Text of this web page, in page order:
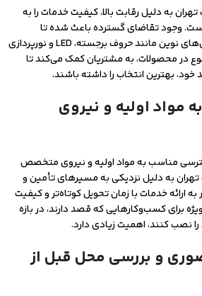
به دلیل رقابت بالا، کیفیت خدمات را به
وجود تقاضای گسترده باعث شده تا
تولیدکنندگان تابلو، از فناوری‌های نوین مانند حروف برجسته، LED و نورپردازی
در محصولات، به مشتریان کمک می‌کند تا
بهترین انتخاب را داشته باشند.
اولیه و نیروی
مناسب به مواد اولیه و نیروی متخصص
تهران به دلیل نزدیکی به مسیرهای تأمین و
ارائه خدمات با زمان تحویل کوتاه‌تر و کیفیت
برای کسب‌وکارهایی که قصد دارند، در بازه
نصب کنند، اهمیت زیادی دارد.
و بررسی محل قبل از